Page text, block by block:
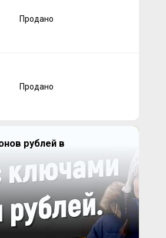
Продано
Продано
рублей в